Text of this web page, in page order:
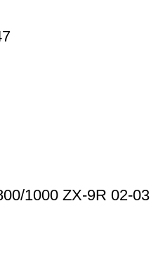
1000 ZX-9R 02-